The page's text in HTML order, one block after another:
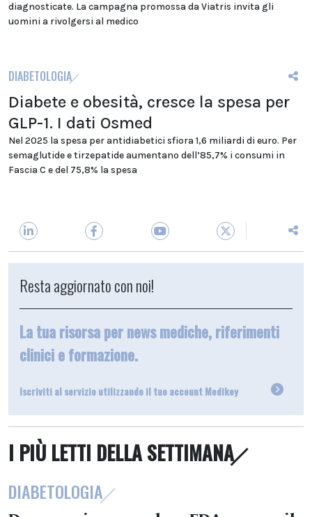
diagnosticate. La campagna promossa da Viatris invita gli
uomini a rivolgersi al medico
DIABETOLOGIA
Diabete e obesità, cresce la spesa per
GLP-1. I dati Osmed
Nel 2025 la spesa per antidiabetici sfiora 1,6 miliardi di euro. Per
semaglutide e tirzepatide aumentano dell’85,7% i consumi in
Fascia C e del 75,8% la spesa
Resta aggiornato con noi!
La tua risorsa per news mediche, riferimenti
clinici e formazione.
Iscriviti al servizio utilizzando il tuo account Medikey
I PIÙ LETTI DELLA SETTIMANA
DIABETOLOGIA